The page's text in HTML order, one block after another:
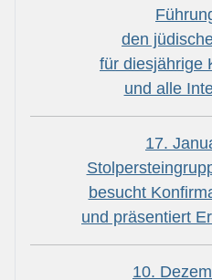
den
für diesjährige
und alle
17.
besucht
und präsentiert
10.